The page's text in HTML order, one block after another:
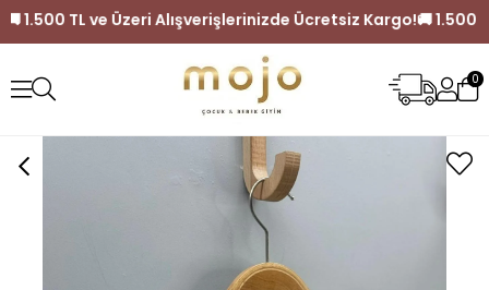
🚚 1.500 TL ve Üzeri Alışverişlerinizde Ücretsiz
0